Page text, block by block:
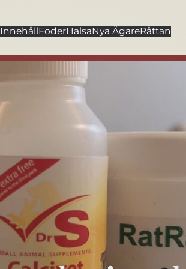
FoderHälsaNya ÄgareRåttan